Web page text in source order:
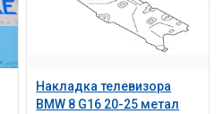
Накладка телевизора
BMW 8 G16 20-25 метал